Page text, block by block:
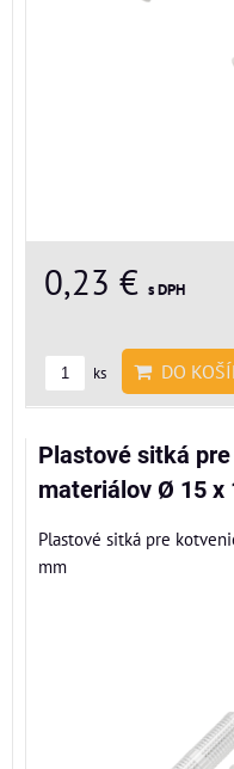
0,23 € s DPH
ks DO
Plastové sitká
materiálov Ø 15 x
Plastové sitká pre
mm